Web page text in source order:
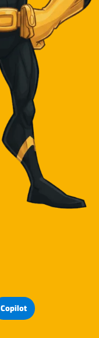
Copilot